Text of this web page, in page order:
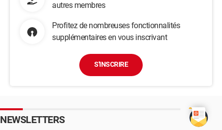
autres membres
Profitez de nombreuses fonctionnalités
supplémentaires en vous inscrivant
S'INSCRIRE
NEWSLETTERS